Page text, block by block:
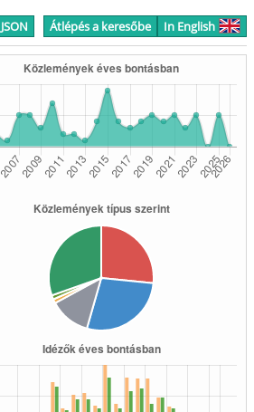
JSON Átlépés a keresőbe In English